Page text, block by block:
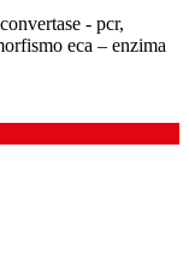
- pcr,
eca – enzima